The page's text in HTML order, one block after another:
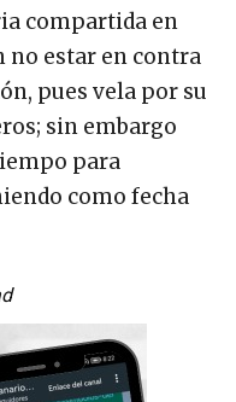
compartida en
no estar en contra
pues vela por su
sin embargo
para
como fecha